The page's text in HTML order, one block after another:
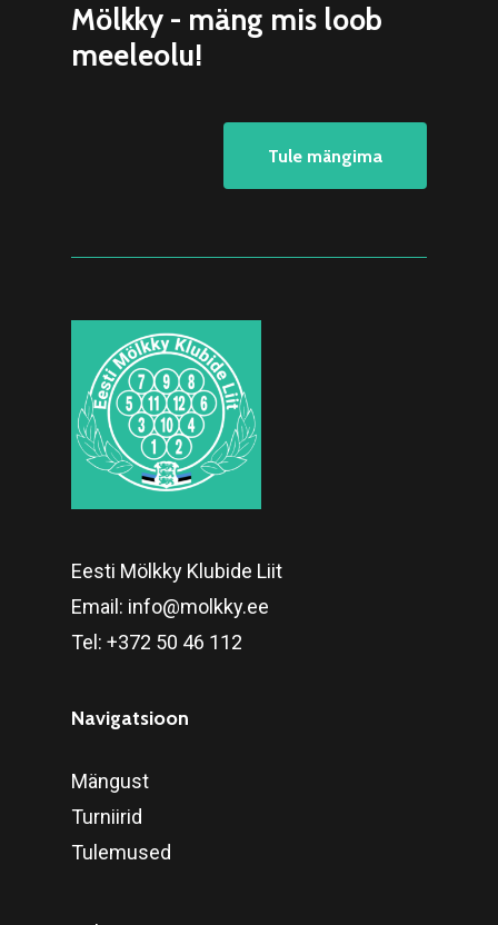
Mölkky - mäng mis loob
meeleolu!
Tule mängima
Eesti Mölkky Klubide Liit
Email: info@molkky.ee
Tel: +372 50 46 112
Navigatsioon
Mängust
Turniirid
Tulemused